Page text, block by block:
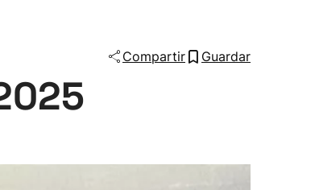
Compartir Guardar